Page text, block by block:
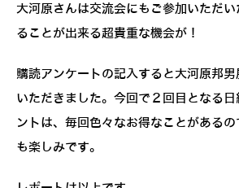
大河原さんは交流会にもご参加いただ
ることが出来る超貴重な機会が！
購読アンケートの記入すると大河原邦
いただきました。今回で２回目となる
ントは、毎回色々なお得なことがある
も楽しみです。